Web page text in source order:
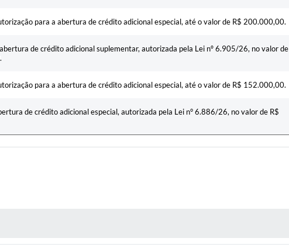
para a abertura de crédito adicional especial, até o valor de R$ 200.000,00.
de crédito adicional suplementar, autorizada pela Lei nº 6.905/26, no valor de
para a abertura de crédito adicional especial, até o valor de R$ 152.000,00.
de crédito adicional especial, autorizada pela Lei n° 6.886/26, no valor de R$